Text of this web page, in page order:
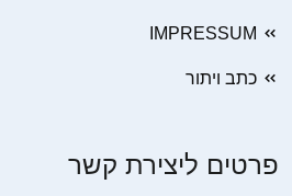
IMPRESSUM
כתב ויתור
פרטים ליצירת קשר